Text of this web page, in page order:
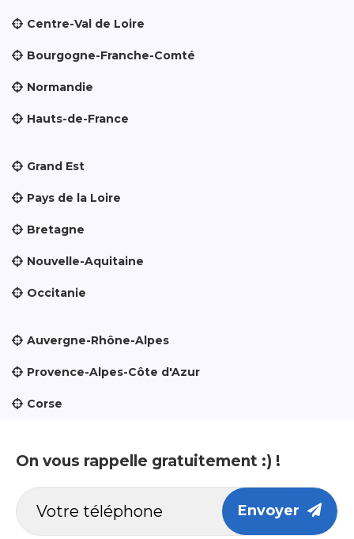
Centre-Val de Loire
Bourgogne-Franche-Comté
Normandie
Hauts-de-France
Grand Est
Pays de la Loire
Bretagne
Nouvelle-Aquitaine
Occitanie
Auvergne-Rhône-Alpes
Provence-Alpes-Côte d'Azur
Corse
On vous rappelle gratuitement :) !
Envoyer